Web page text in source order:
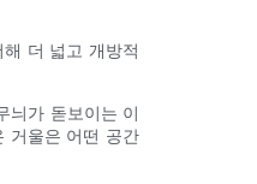
더 넓고 개방적
늬가 돋보이는 이
거울은 어떤 공간